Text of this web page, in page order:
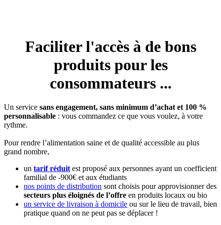
Faciliter l'accès à de bons
produits pour les
consommateurs ...
Un service sans engagement, sans minimum d’achat et 100 %
personnalisable : vous commandez ce que vous voulez, à votre
rythme.
Pour rendre l’alimentation saine et de qualité accessible au plus
grand nombre,
un tarif réduit est proposé aux personnes ayant un coefficient
familial de -900€ et aux étudiants
nos points de distribution sont choisis pour approvisionner des
secteurs plus éloignés de l’offre en produits locaux ou bio
un service de livraison à domicile ou sur le lieu de travail, bien
pratique quand on ne peut pas se déplacer !